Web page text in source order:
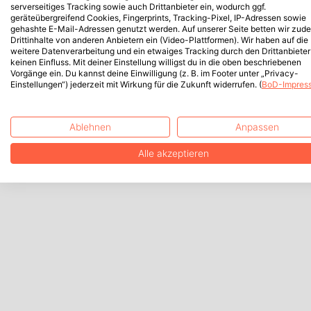
serverseitiges Tracking sowie auch Drittanbieter ein, wodurch ggf.
geräteübergreifend Cookies, Fingerprints, Tracking-Pixel, IP-Adressen sowie
gehashte E-Mail-Adressen genutzt werden. Auf unserer Seite betten wir
Drittinhalte von anderen Anbietern ein (Video-Plattformen). Wir haben auf die
weitere Datenverarbeitung und ein etwaiges Tracking durch den Drittanbieter
keinen Einfluss. Mit deiner Einstellung willigst du in die oben beschriebenen
Vorgänge ein. Du kannst deine Einwilligung (z. B. im Footer unter „Privacy-
Einstellungen“) jederzeit mit Wirkung für die Zukunft widerrufen. (BoD-
Ablehnen Anpassen
Alle akzeptieren